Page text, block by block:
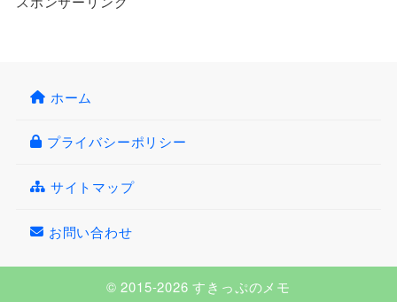
ホーム
プライバシーポリシー
サイトマップ
お問い合わせ
© 2015-2026 すきっぷのメモ